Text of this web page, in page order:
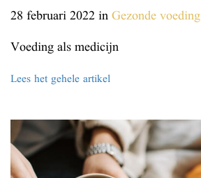
28 februari 2022inGezonde voeding
Voeding als medicijn
Lees het gehele artikel